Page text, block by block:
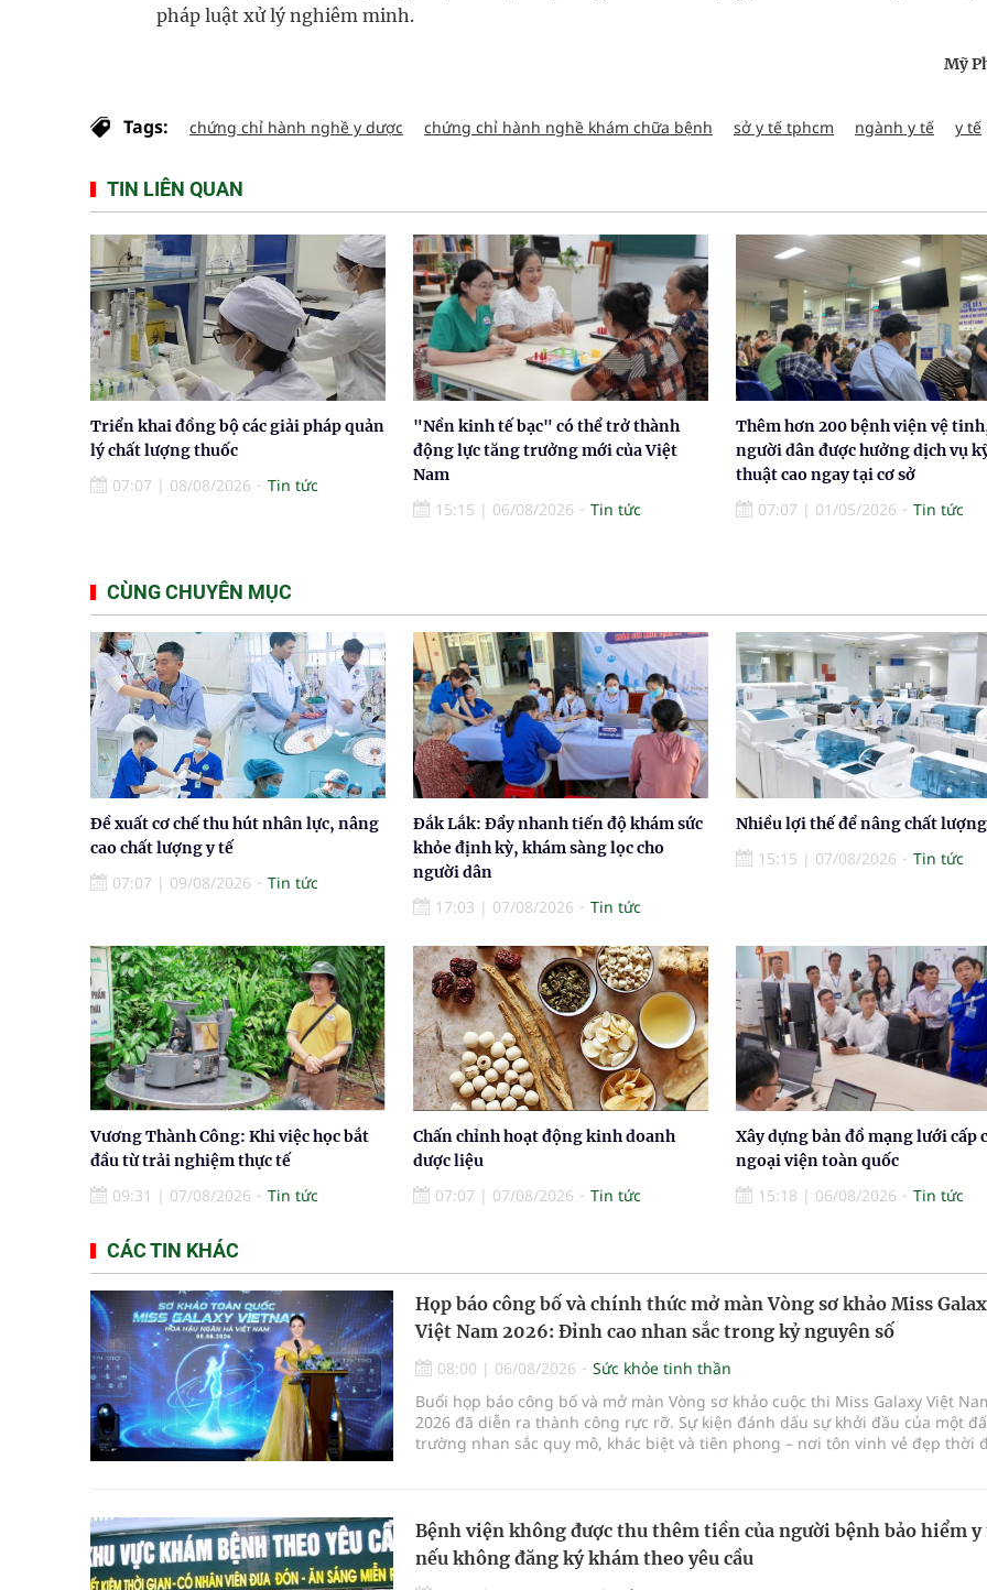
pháp luật xử lý nghiêm minh.
Mỹ
Tags: chứng chỉ hành nghề y dược chứng chỉ hành nghề khám chữa bệnh sở y tế tphcm ngành y tế y tế
TIN LIÊN QUAN
Triển khai đồng bộ các giải pháp quản
lý chất lượng thuốc
07:07 | 08/08/2026 Tin tức
"Nền kinh tế bạc" có thể trở thành
động lực tăng trưởng mới của Việt
Nam
15:15 | 06/08/2026 Tin tức
Thêm hơn 200 bệnh viện vệ
người dân được hưởng dịch vụ
thuật cao ngay tại cơ sở
07:07 | 01/05/2026 Tin tức
CÙNG CHUYÊN MỤC
Đề xuất cơ chế thu hút nhân lực, nâng
cao chất lượng y tế
07:07 | 09/08/2026 Tin tức
Đắk Lắk: Đẩy nhanh tiến độ khám sức
khỏe định kỳ, khám sàng lọc cho
người dân
17:03 | 07/08/2026 Tin tức
Nhiều lợi thế để nâng chất
15:15 | 07/08/2026 Tin tức
Vương Thành Công: Khi việc học bắt
đầu từ trải nghiệm thực tế
09:31 | 07/08/2026 Tin tức
Chấn chỉnh hoạt động kinh doanh
dược liệu
07:07 | 07/08/2026 Tin tức
Xây dựng bản đồ mạng lưới cấp
ngoại viện toàn quốc
15:18 | 06/08/2026 Tin tức
CÁC TIN KHÁC
Họp báo công bố và chính thức mở màn Vòng sơ khảo Miss
Việt Nam 2026: Đỉnh cao nhan sắc trong kỷ nguyên số
08:00 | 06/08/2026
Sức khỏe tinh thần
Buổi họp báo công bố và mở màn Vòng sơ khảo cuộc thi Miss Galaxy Việt
2026 đã diễn ra thành công rực rỡ. Sự kiện đánh dấu sự khởi đầu của một
trường nhan sắc quy mô, khác biệt và tiên phong – nơi tôn vinh vẻ đẹp thời
Bệnh viện không được thu thêm tiền của người bệnh bảo hiểm y
nếu không đăng ký khám theo yêu cầu